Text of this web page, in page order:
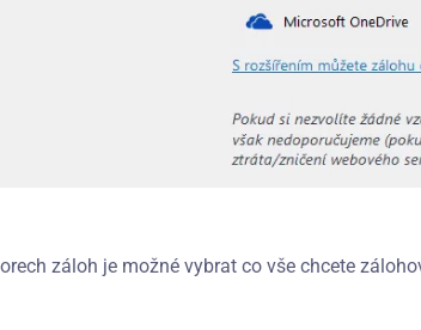
záloh je možné vybrat co vše chcete